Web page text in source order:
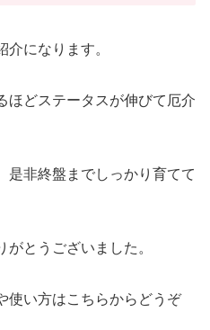
介になります。
ほどステータスが伸びて厄介
是非終盤までしっかり育てて
とうございました。
使い方はこちらからどうぞ